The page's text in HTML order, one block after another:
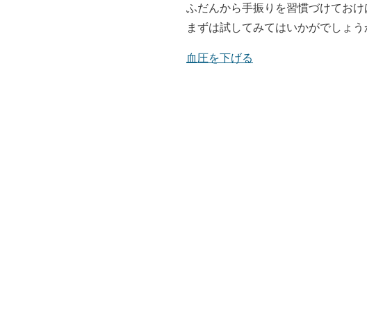
ふだんから手振りを習慣づけてお
まずは試してみてはいかがでしょう
血圧を下げる